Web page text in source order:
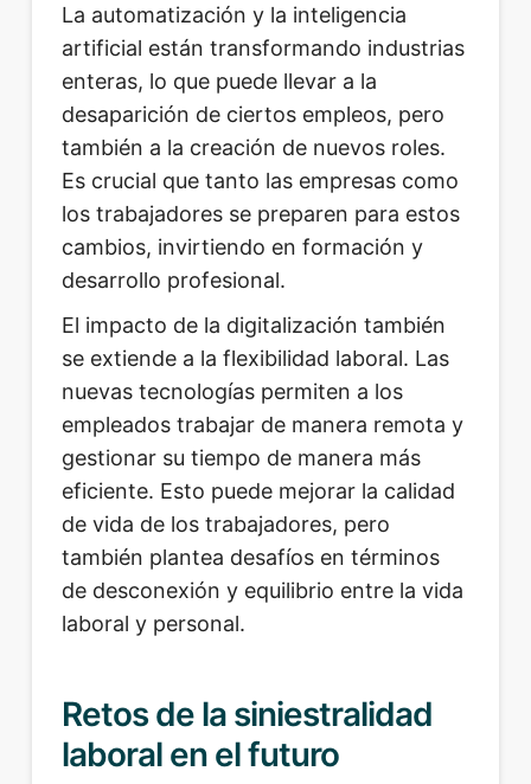
La automatización y la inteligencia
artificial están transformando industrias
enteras, lo que puede llevar a la
desaparición de ciertos empleos, pero
también a la creación de nuevos roles.
Es crucial que tanto las empresas como
los trabajadores se preparen para estos
cambios, invirtiendo en formación y
desarrollo profesional.
El impacto de la digitalización también
se extiende a la flexibilidad laboral. Las
nuevas tecnologías permiten a los
empleados trabajar de manera remota y
gestionar su tiempo de manera más
eficiente. Esto puede mejorar la calidad
de vida de los trabajadores, pero
también plantea desafíos en términos
de desconexión y equilibrio entre la vida
laboral y personal.
Retos de la siniestralidad
laboral en el futuro